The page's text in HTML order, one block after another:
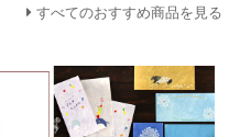
すべてのおすすめ商品を見る